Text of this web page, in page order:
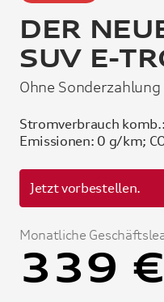
DER
SUV E-
Ohne Sonderzahlung
Stromverbrauch
Emissionen: 0 g/km;
Jetzt vorbestellen.
Monatliche
339 €